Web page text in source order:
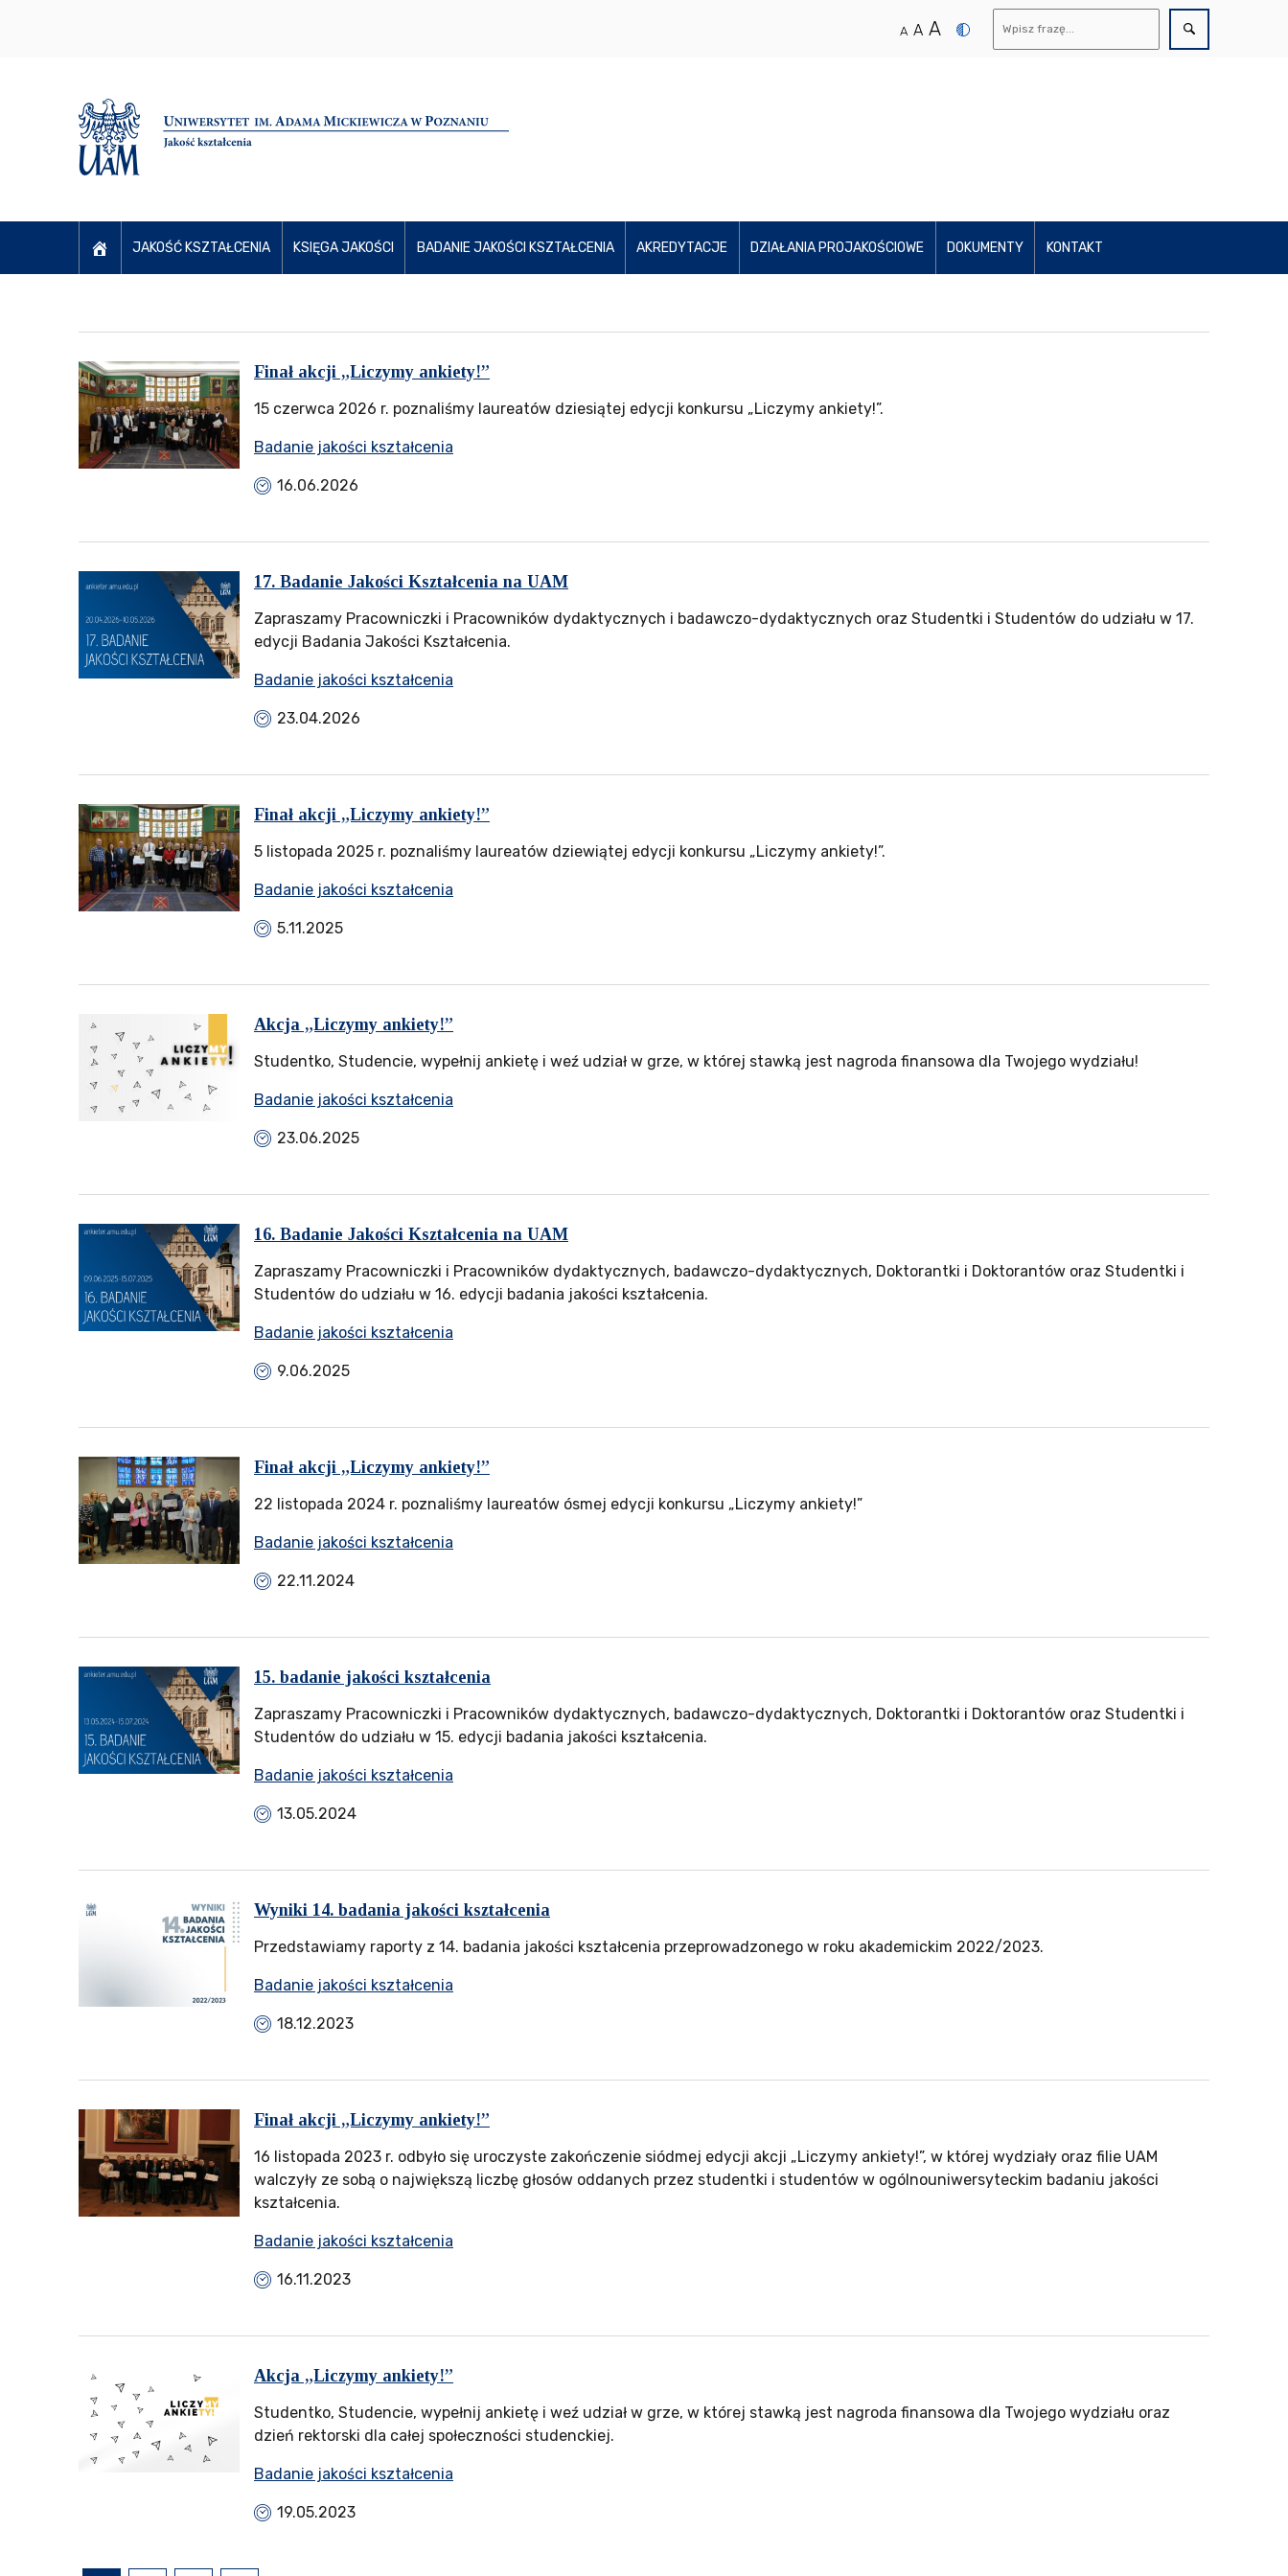
A A A
JAKOŚĆ KSZTAŁCENIA KSIĘGA JAKOŚCI BADANIE JAKOŚCI KSZTAŁCENIA AKREDYTACJE DZIAŁANIA PROJAKOŚCIOWE DOKUMENTY KONTAKT
Finał akcji „Liczymy ankiety!”
15 czerwca 2026 r. poznaliśmy laureatów dziesiątej edycji konkursu „Liczymy ankiety!”.
Badanie jakości kształcenia
16.06.2026
17. Badanie Jakości Kształcenia na UAM
Zapraszamy Pracowniczki i Pracowników dydaktycznych i badawczo-dydaktycznych oraz Studentki i Studentów do udziału w 17.
edycji Badania Jakości Kształcenia.
Badanie jakości kształcenia
23.04.2026
Finał akcji „Liczymy ankiety!”
5 listopada 2025 r. poznaliśmy laureatów dziewiątej edycji konkursu „Liczymy ankiety!”.
Badanie jakości kształcenia
5.11.2025
Akcja „Liczymy ankiety!”
Studentko, Studencie, wypełnij ankietę i weź udział w grze, w której stawką jest nagroda finansowa dla Twojego wydziału!
Badanie jakości kształcenia
23.06.2025
16. Badanie Jakości Kształcenia na UAM
Zapraszamy Pracowniczki i Pracowników dydaktycznych, badawczo-dydaktycznych, Doktorantki i Doktorantów oraz Studentki i
Studentów do udziału w 16. edycji badania jakości kształcenia.
Badanie jakości kształcenia
9.06.2025
Finał akcji „Liczymy ankiety!”
22 listopada 2024 r. poznaliśmy laureatów ósmej edycji konkursu „Liczymy ankiety!”
Badanie jakości kształcenia
22.11.2024
15. badanie jakości kształcenia
Zapraszamy Pracowniczki i Pracowników dydaktycznych, badawczo-dydaktycznych, Doktorantki i Doktorantów oraz Studentki i
Studentów do udziału w 15. edycji badania jakości kształcenia.
Badanie jakości kształcenia
13.05.2024
Wyniki 14. badania jakości kształcenia
Przedstawiamy raporty z 14. badania jakości kształcenia przeprowadzonego w roku akademickim 2022/2023.
Badanie jakości kształcenia
18.12.2023
Finał akcji „Liczymy ankiety!”
16 listopada 2023 r. odbyło się uroczyste zakończenie siódmej edycji akcji „Liczymy ankiety!”, w której wydziały oraz filie UAM
walczyły ze sobą o największą liczbę głosów oddanych przez studentki i studentów w ogólnouniwersyteckim badaniu jakości
kształcenia.
Badanie jakości kształcenia
16.11.2023
Akcja „Liczymy ankiety!”
Studentko, Studencie, wypełnij ankietę i weź udział w grze, w której stawką jest nagroda finansowa dla Twojego wydziału oraz
dzień rektorski dla całej społeczności studenckiej.
Badanie jakości kształcenia
19.05.2023